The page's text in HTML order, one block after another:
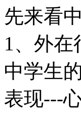
先来看
1、外在
中学生
表现---